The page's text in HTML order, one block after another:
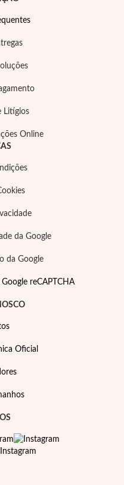
Litígios
Online
da Google
da Google
reCAPTCHA
Oficial